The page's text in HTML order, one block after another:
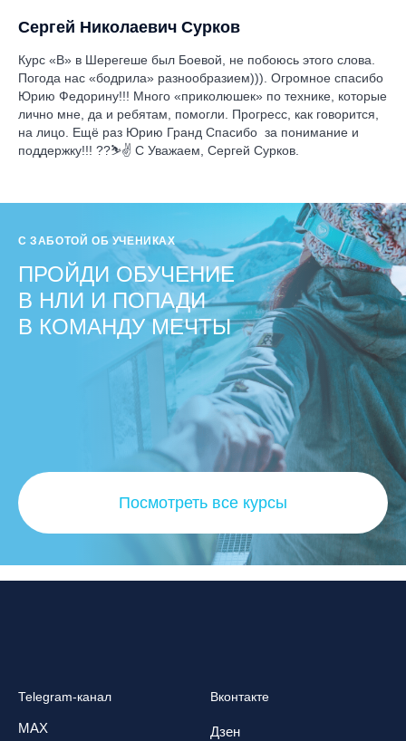
Сергей Николаевич Сурков
Курс «В» в Шерегеше был Боевой, не побоюсь этого слова.
Погода нас «бодрила» разнообразием))). Огромное спасибо
Юрию Федорину!!! Много «приколюшек» по технике, которые
лично мне, да и ребятам, помогли. Прогресс, как говорится,
на лицо. Ещё раз Юрию Гранд Спасибо за понимание и
поддержку!!! ??⛷✌️ С Уважаем, Сергей Сурков.
С ЗАБОТОЙ ОБ УЧЕНИКАХ
ПРОЙДИ ОБУЧЕНИЕ
В НЛИ И ПОПАДИ
В КОМАНДУ МЕЧТЫ
Посмотреть все курсы
Telegram-канал Вконтакте
MAX Дзен